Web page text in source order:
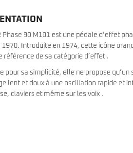
Phase 90 M101 est une pédale d’effet
1970. Introduite en 1974, cette icône
référence de sa catégorie d’effet .
pour sa simplicité, elle ne propose
lent et doux à une oscillation rapide et
claviers et même sur les voix .